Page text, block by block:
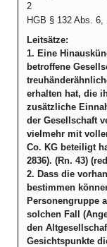
2
HGB § 132 Abs. 6,
Leitsätze:
1. Eine
betroffene
erhalten hat, die
zusätzliche
der Gesellschaft
vielmehr mit
Co. KG beteiligt
2836). (Rn. 43)
2. Dass die
bestimmen
Personengruppe
solchen Fall
den
Gesichtspunkte